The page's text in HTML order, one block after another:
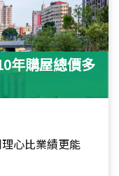
年購屋總價多
心比業績更能